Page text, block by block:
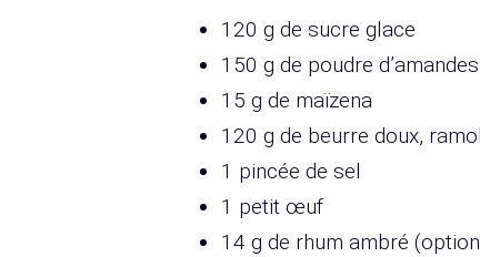
120 g de sucre glace
150 g de poudre d’amandes
15 g de maïzena
120 g de beurre doux,
1 pincée de sel
1 petit œuf
14 g de rhum ambré